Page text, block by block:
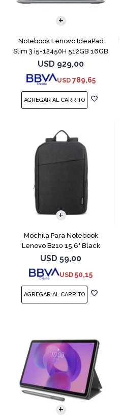
Notebook Lenovo IdeaPad
Slim 3 i5-12450H 512GB 16GB
15.6"
USD 929,00
USD 789,65
COMPARAR
Mochila Para Notebook
Lenovo B210 15.6" Black
USD 59,00
USD 50,15